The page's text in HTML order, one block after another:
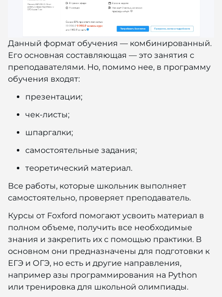
Данный формат обучения — комбинированный.
Его основная составляющая — это занятия с
преподавателями. Но, помимо нее, в программу
обучения входят:
презентации;
чек-листы;
шпаргалки;
самостоятельные задания;
теоретический материал.
Все работы, которые школьник выполняет
самостоятельно, проверяет преподаватель.
Курсы от Foxford помогают усвоить материал в
полном объеме, получить все необходимые
знания и закрепить их с помощью практики. В
основном они предназначены для подготовки к
ЕГЭ и ОГЭ, но есть и другие направления,
например азы программирования на Python
или тренировка для школьной олимпиады.